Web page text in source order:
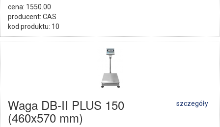
cena: 1550.00
producent: CAS
kod produktu: 10
Waga DB-II PLUS 150
(460x570 mm)
szczegóły